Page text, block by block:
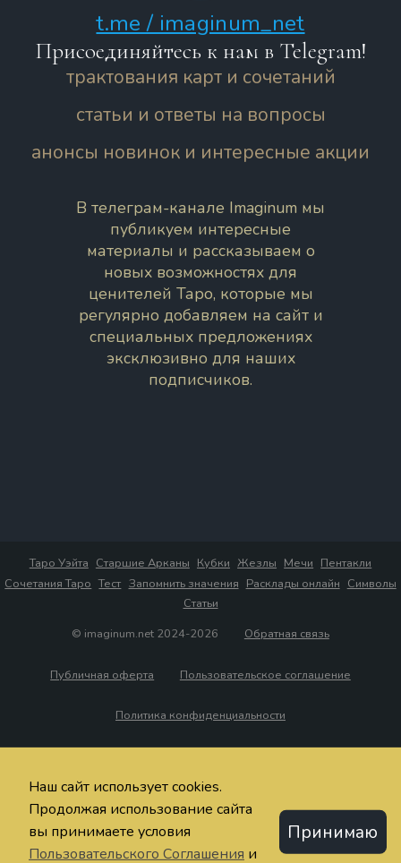
t.me / imaginum_net
Присоединяйтесь к нам в Telegram!
трактования карт и сочетаний
статьи и ответы на вопросы
анонсы новинок и интересные акции
В телеграм-канале Imaginum мы
публикуем интересные
материалы и рассказываем о
новых возможностях для
ценителей Таро, которые мы
регулярно добавляем на сайт и
специальных предложениях
эксклюзивно для наших
подписчиков.
Таро Уэйта Старшие Арканы Кубки Жезлы Мечи Пентакли
Сочетания Таро Тест Запомнить значения Расклады онлайн Символы
Статьи
© imaginum.net 2024-2026
Обратная связь
Публичная оферта Пользовательское соглашение
Политика конфиденциальности
Наш сайт использует cookies.
Продолжая использование сайта
вы принимаете условия
Пользовательского Соглашения и
Принимаю